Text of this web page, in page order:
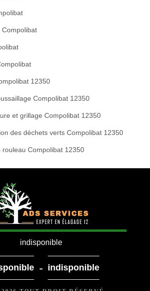
Compolibat
12350
Compolibat 12350
et grillage Compolibat 12350
des déchets verts Compolibat 12350
rouleau Compolibat 12350
indisponible
- indisponible